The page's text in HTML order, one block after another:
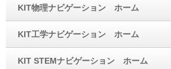
KIT物理ナビゲーション ホーム
KIT工学ナビゲーション ホーム
KIT STEMナビゲーション ホーム